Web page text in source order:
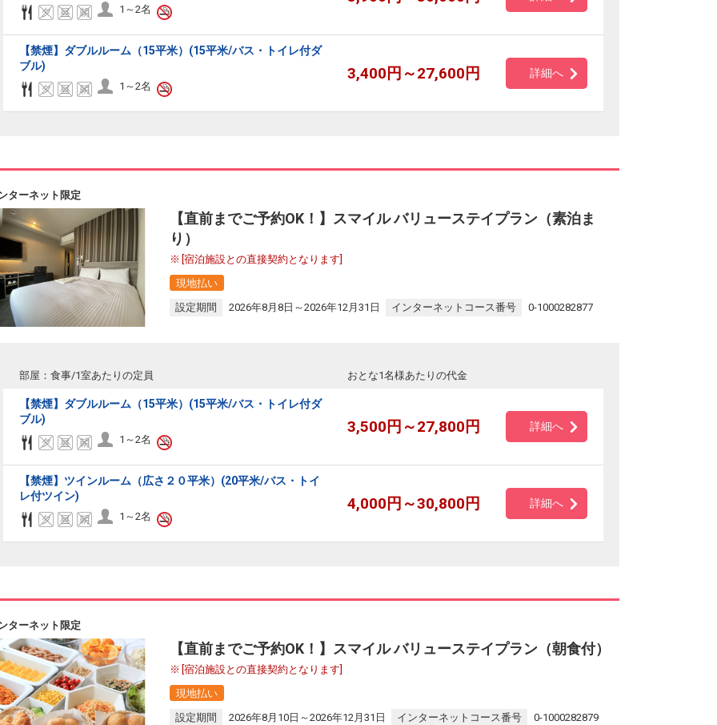
1～2名
【禁煙】ダブルルーム（15平米）(15平米/バス・トイレ付ダ
ブル)
1～2名
3,400円～27,600円 詳細へ
ターネット限定
【直前までご予約OK！】スマイル バリューステイプラン（素泊ま
り）
[宿泊施設との直接契約となります]
現地払い
設定期間
2026年8月8日～2026年12月31日 インターネットコース番号 0-1000282877
部屋：食事/1室あたりの定員 おとな1名様あたりの代金
【禁煙】ダブルルーム（15平米）(15平米/バス・トイレ付ダ
ブル)
1～2名
3,500円～27,800円 詳細へ
【禁煙】ツインルーム（広さ２０平米）(20平米/バス・トイ
レ付ツイン)
1～2名
4,000円～30,800円 詳細へ
ターネット限定
【直前までご予約OK！】スマイル バリューステイプラン（朝食付）
[宿泊施設との直接契約となります]
現地払い
設定期間
2026年8月10日～2026年12月31日 インターネットコース番号 0-1000282879